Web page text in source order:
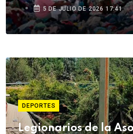
5 DE JULIO DE 2026 17:41
DEPORTES
Legionarios de la